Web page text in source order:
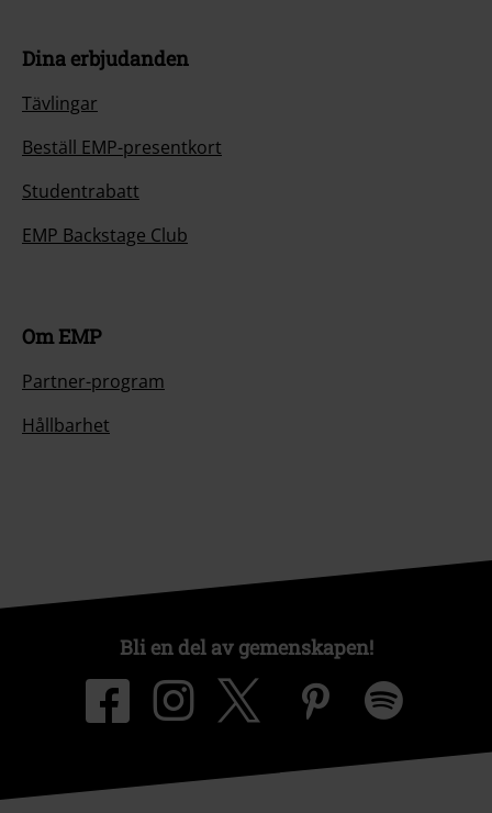
Dina erbjudanden
Tävlingar
Beställ EMP-presentkort
Studentrabatt
EMP Backstage Club
Om EMP
Partner-program
Hållbarhet
Bli en del av gemenskapen!